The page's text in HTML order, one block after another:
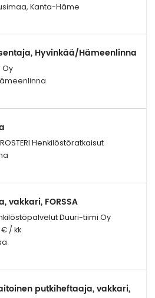
Kanta-Häme
Hyvinkää/Hämeenlinna
Oy
Henkilöstöratkaisut
vakkari, FORSSA
Duuri-tiimi Oy
/ kk
putkiheftaaja, vakkari,